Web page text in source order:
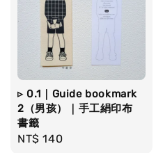
▹ 0.1｜Guide bookmark
2（男孩）｜手工絹印布
書籤
Regular
NT$ 140